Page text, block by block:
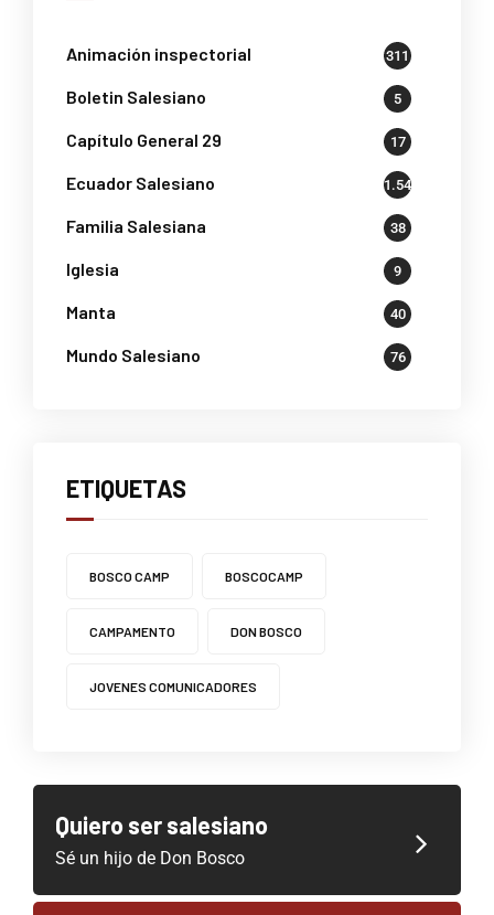
Animación inspectorial 311
Boletin Salesiano 5
Capítulo General 29 17
Ecuador Salesiano 1.541
Familia Salesiana 38
Iglesia 9
Manta 40
Mundo Salesiano 76
ETIQUETAS
BOSCO CAMP BOSCOCAMP
CAMPAMENTO DON BOSCO
JOVENES COMUNICADORES
Quiero ser salesiano
Sé un hijo de Don Bosco